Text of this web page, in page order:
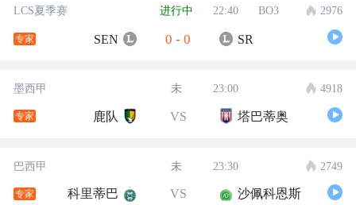
LCS夏季赛 进行中 22:40 BO3 2976
专家 SEN 0 - 0 SR
墨西甲 未 23:00 4918
专家 鹿队 VS 塔巴蒂奥
巴西甲 未 23:30 2749
专家 科里蒂巴 VS 沙佩科恩斯